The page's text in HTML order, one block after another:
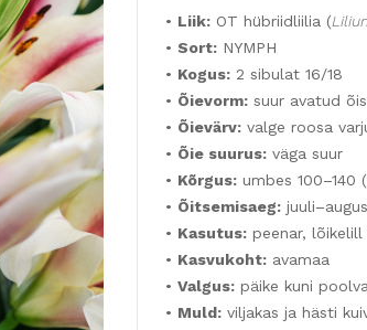
• Liik: OT hübriidliilia (
• Sort: NYMPH
• Kogus: 2 sibulat 16/18
• Õievorm: suur avatud õis
• Õievärv: valge roosa
• Õie suurus: väga suur
• Kõrgus: umbes 100–140
• Õitsemisaeg:
• Kasutus: peenar, lõikelill
• Kasvukoht: avamaa
• Valgus: päike kuni
• Muld: viljakas ja hästi